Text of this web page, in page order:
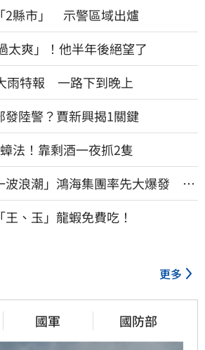
2縣市」 示警區域出爐
太爽」！他半年後絕望了
雨特報 一路下到晚上
陸警？賈新興揭1關鍵
法！靠剩酒一夜抓2隻
波浪潮」鴻海集團率先大爆發 台
、玉」龍蝦免費吃！
更多
國軍 國防部